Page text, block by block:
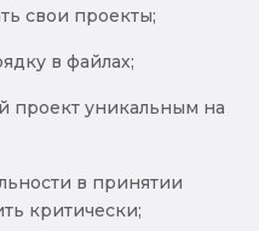
свои проекты;
в файлах;
проект уникальным на
в принятии
критически;